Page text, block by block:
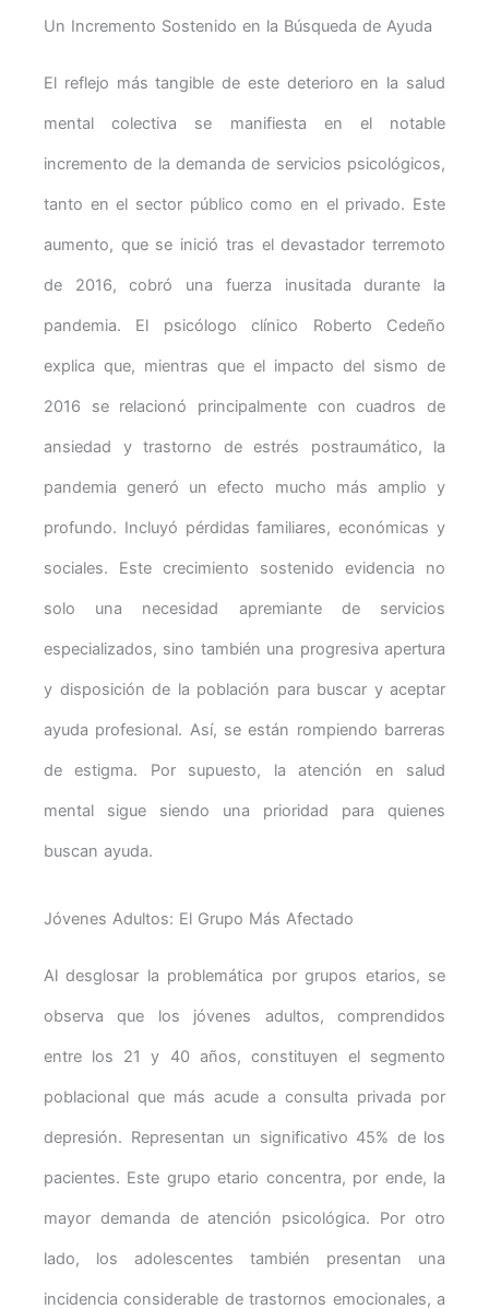
Un Incremento Sostenido en la Búsqueda de Ayuda
El reflejo más tangible de este deterioro en la salud
mental colectiva se manifiesta en el notable
incremento de la demanda de servicios psicológicos,
tanto en el sector público como en el privado. Este
aumento, que se inició tras el devastador terremoto
de 2016, cobró una fuerza inusitada durante la
pandemia. El psicólogo clínico Roberto Cedeño
explica que, mientras que el impacto del sismo de
2016 se relacionó principalmente con cuadros de
ansiedad y trastorno de estrés postraumático, la
pandemia generó un efecto mucho más amplio y
profundo. Incluyó pérdidas familiares, económicas y
sociales. Este crecimiento sostenido evidencia no
solo una necesidad apremiante de servicios
especializados, sino también una progresiva apertura
y disposición de la población para buscar y aceptar
ayuda profesional. Así, se están rompiendo barreras
de estigma. Por supuesto, la atención en salud
mental sigue siendo una prioridad para quienes
buscan ayuda.
Jóvenes Adultos: El Grupo Más Afectado
Al desglosar la problemática por grupos etarios, se
observa que los jóvenes adultos, comprendidos
entre los 21 y 40 años, constituyen el segmento
poblacional que más acude a consulta privada por
depresión. Representan un significativo 45% de los
pacientes. Este grupo etario concentra, por ende, la
mayor demanda de atención psicológica. Por otro
lado, los adolescentes también presentan una
incidencia considerable de trastornos emocionales, a